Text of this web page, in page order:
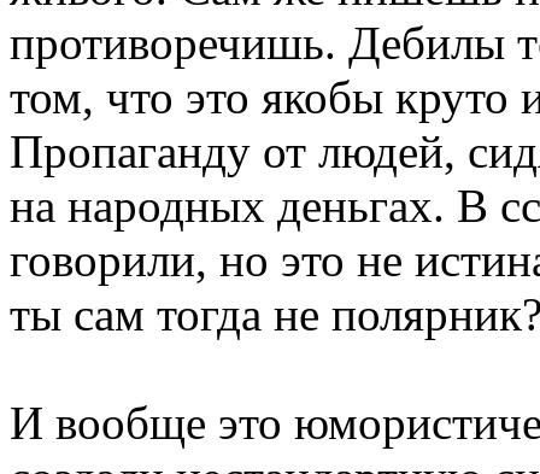
противоречишь. Дебилы
том, что это якобы круто
Пропаганду от людей,
на народных деньгах. В
говорили, но это не
ты сам тогда не
И вообще это